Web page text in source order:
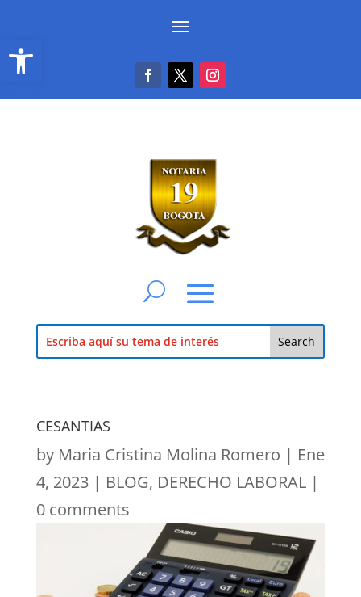
Abrir barra de herramientas
CESANTIAS
by Maria Cristina Molina Romero | Ene
4, 2023| BLOG, DERECHO LABORAL|
0 comments